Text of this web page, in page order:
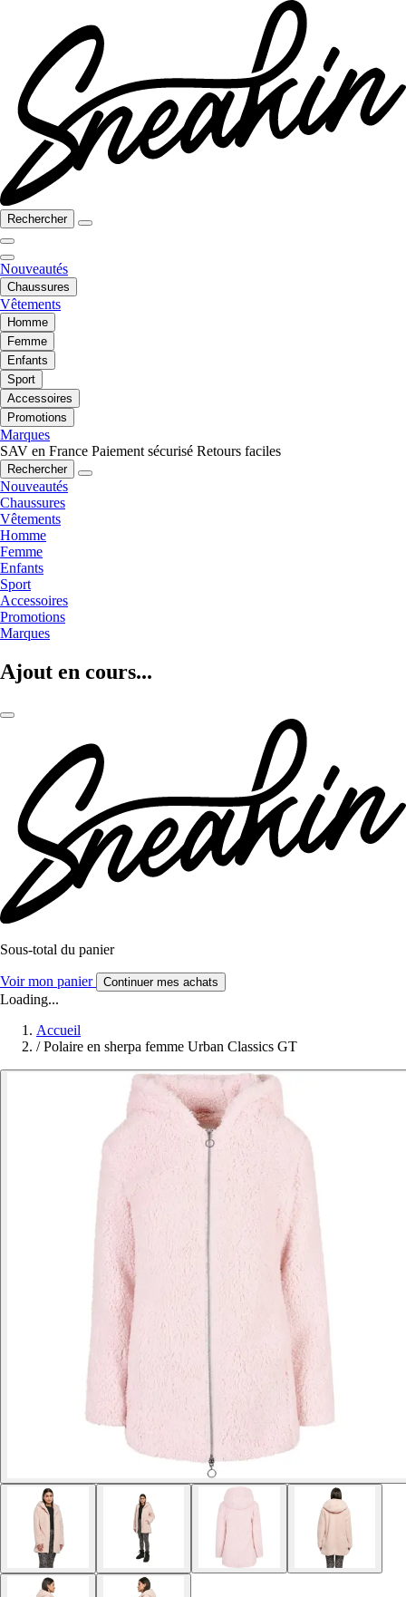
Rechercher
Nouveautés
Chaussures
Vêtements
Homme
Femme
Enfants
Sport
Accessoires
Promotions
Marques
SAV en France Paiement sécurisé Retours faciles
Rechercher
Nouveautés
Chaussures
Vêtements
Homme
Femme
Enfants
Sport
Accessoires
Promotions
Marques
Ajout en cours...
Sous-total du panier
Voir mon panier Continuer mes achats
Loading...
Accueil
/ Polaire en sherpa femme Urban Classics GT